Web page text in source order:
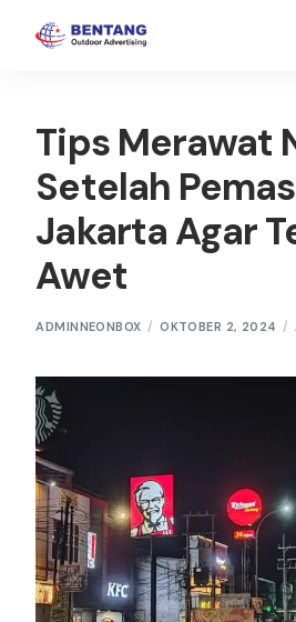
Tips Merawat
Setelah
Jakarta Agar
Awet
ADMINNEONBOX OKTOBER 2, 2024
Neon Box
Gallery
Article
Contact Us